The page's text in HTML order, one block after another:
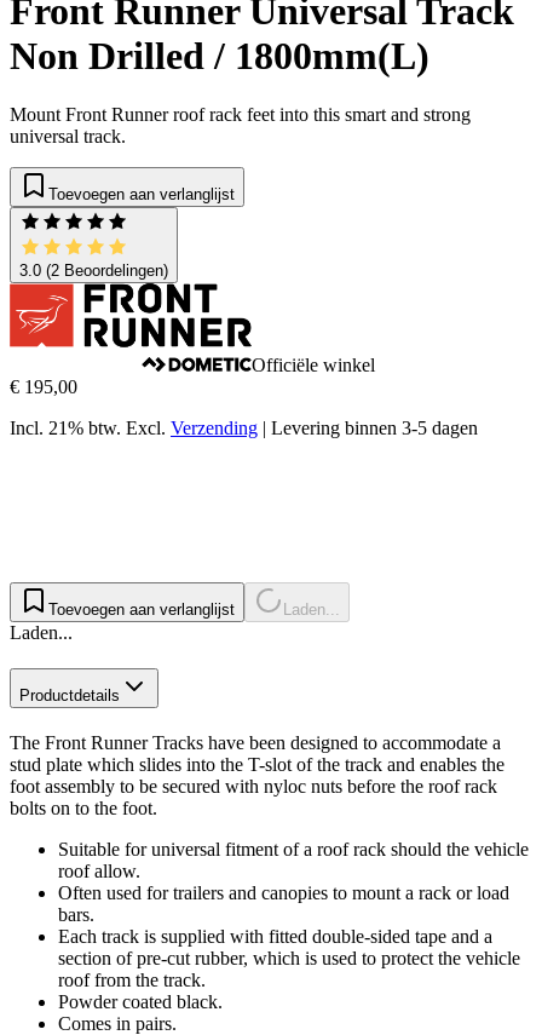
Front Runner Universal Track
Non Drilled / 1800mm(L)
Mount Front Runner roof rack feet into this smart and strong
universal track.
Toevoegen aan verlanglijst
3.0 (2 Beoordelingen)
Officiële winkel
€ 195,00
Incl. 21% btw. Excl. Verzending | Levering binnen 3-5 dagen
Toevoegen aan verlanglijst Laden...
Laden...
Productdetails
The Front Runner Tracks have been designed to accommodate a
stud plate which slides into the T-slot of the track and enables the
foot assembly to be secured with nyloc nuts before the roof rack
bolts on to the foot.
Suitable for universal fitment of a roof rack should the vehicle
roof allow.
Often used for trailers and canopies to mount a rack or load
bars.
Each track is supplied with fitted double-sided tape and a
section of pre-cut rubber, which is used to protect the vehicle
roof from the track.
Powder coated black.
Comes in pairs.